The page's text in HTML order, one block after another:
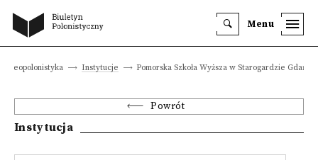
Menu
Geopolonistyka Instytucje Pomorska Szkoła Wyższa w Starogardzie
Powrót
Instytucja